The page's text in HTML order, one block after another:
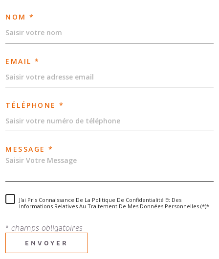
NOM *
EMAIL *
TÉLÉPHONE *
MESSAGE *
J'ai Pris Connaissance De La Politique De Confidentialité Et Des
Informations Relatives Au Traitement De Mes Données Personnelles (*)*
* champs obligatoires
ENVOYER